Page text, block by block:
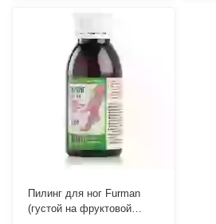
Пилинг для ног Furman
(густой на фруктовой